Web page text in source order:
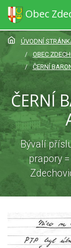
Obec
ÚVODNÍ
OBEC
ČERNÍ
ČERNÍ
Bývalí
prapory